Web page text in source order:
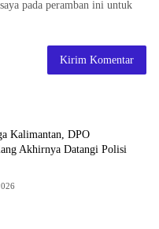
pada peramban ini untuk
Kalimantan, DPO
Akhirnya Datangi Polisi